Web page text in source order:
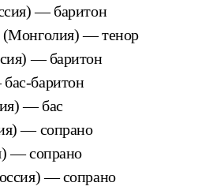
— баритон
(Монголия) — тенор
— баритон
баритон
— бас
— сопрано
— сопрано
— сопрано